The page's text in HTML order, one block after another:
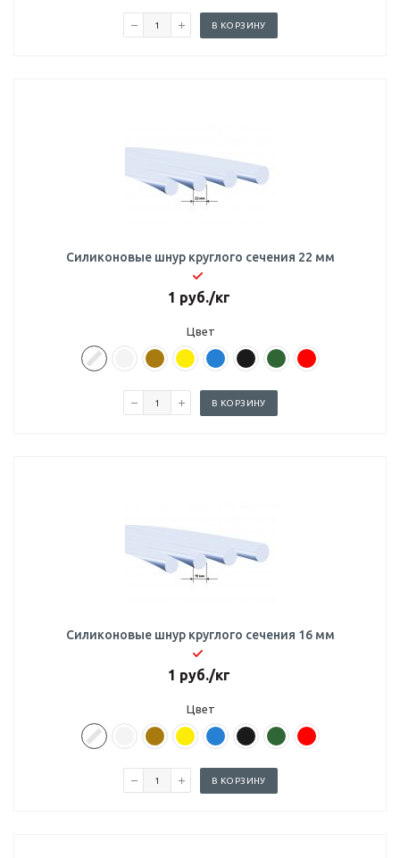
В КОРЗИНУ
Силиконовые шнур круглого сечения 22 мм
1 руб./кг
Цвет
В КОРЗИНУ
Силиконовые шнур круглого сечения 16 мм
1 руб./кг
Цвет
В КОРЗИНУ